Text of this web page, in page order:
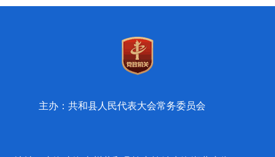
主办：共和县人民代表大会常务委员会